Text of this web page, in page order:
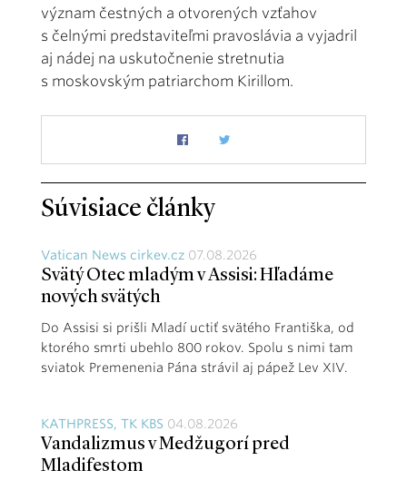
význam čestných a otvorených vzťahov
s čelnými predstaviteľmi pravoslávia a vyjadril
aj nádej na uskutočnenie stretnutia
s moskovským patriarchom Kirillom.
Súvisiace články
Vatican News cirkev.cz 07.08.2026
Svätý Otec mladým v Assisi: Hľadáme
nových svätých
Do Assisi si prišli Mladí uctiť svätého Františka, od
ktorého smrti ubehlo 800 rokov. Spolu s nimi tam
sviatok Premenenia Pána strávil aj pápež Lev XIV.
KATHPRESS, TK KBS 04.08.2026
Vandalizmus v Medžugorí pred
Mladifestom